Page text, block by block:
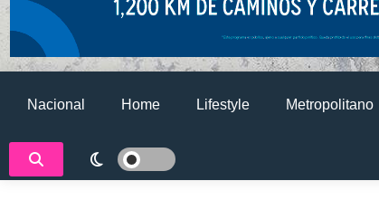
Nacional Home Lifestyle Metropolitano